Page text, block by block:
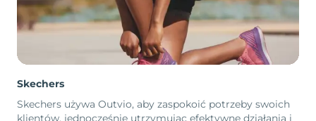
Skechers
Skechers używa Outvio, aby zaspokoić potrzeby swoich
klientów, jednocześnie utrzymując efektywne działania i